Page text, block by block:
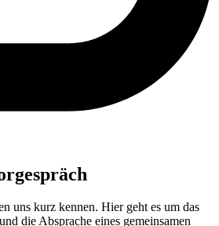
uns kurz kennen. Hier geht es um das
die Absprache eines gemeinsamen